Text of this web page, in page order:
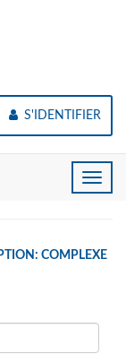
S'IDENTIFIER
Toggle
COMPLEXE